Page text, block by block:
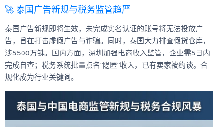
🚀 泰国广告新规与税务监管趋严
泰国广告新规即将生效，未完成实名认证的账号将无法投放广
告，旨在打击虚假广告与诈骗。同时，泰国大力排查假货仓库，
涉5500万铢。国内方面，深圳加强电商收入监管，企业需5日内
完成自查；税务系统批量点名“隐匿”收入，已有卖家被约谈。合
规化成为行业关键词。